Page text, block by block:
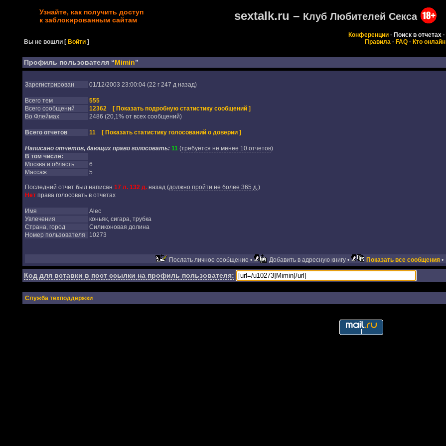
Узнайте, как получить доступ
к заблокированным сайтам
sextalk.ru – Клуб Любителей Секса
Вы не вошли [Войти ]
Конференции· Поиск в отчетах·
Правила · FAQ · Кто онлайн
Профиль пользователя “Mimin”
Зарегистрирован 01/12/2003 23:00:04 (22 г 247 д назад)
Всего тем
555
Всего сообщений
12362
[ Показать подробную статистику сообщений ]
Во Флеймах
2486 (20,1% от всех сообщений)
Всего отчетов 11 [ Показать статистику голосований о доверии ]
Написано отчетов, дающих право голосовать: 11(требуется не менее 10 отчетов)
В том числе:
Москва и область
6
Массаж
5
Последний отчет был написан 17 л. 132 д.назад(должно пройти не более 365 д.)
Нетправа голосовать в отчетах
Имя
Alec
Увлечения
коньяк, сигара, трубка
Страна, город
Силиконовая долина
Номер пользователя
10273
Послать личное сообщение • Добавить в адресную книгу • Показать все сообщения•
Код для вставки в пост ссылки на профиль пользователя:
Служба техподдержки